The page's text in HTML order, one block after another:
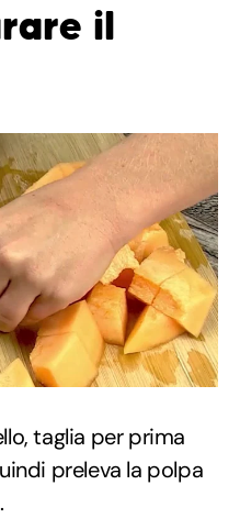
il
taglia per prima
preleva la polpa
.